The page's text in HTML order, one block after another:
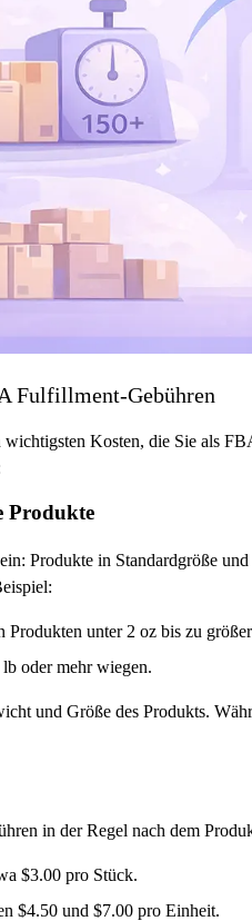
Fulfillment-Gebühren
Kosten, die Sie als
Produkte
Produkte in Standardgröße
unter 2 oz bis zu
oder mehr wiegen.
und Größe des Produkts.
in der Regel nach dem
$3.00 pro Stück.
$4.50 und $7.00 pro Einheit.